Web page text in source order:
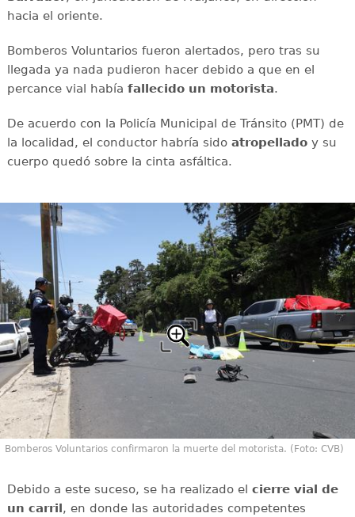
hacia el oriente.
Bomberos Voluntarios fueron alertados, pero tras su
llegada ya nada pudieron hacer debido a que en el
percance vial había fallecido un motorista.
De acuerdo con la Policía Municipal de Tránsito (PMT) de
la localidad, el conductor habría sido atropelladoy su
cuerpo quedó sobre la cinta asfáltica.
Bomberos Voluntarios confirmaron la muerte del motorista. (Foto: CVB)
Debido a este suceso, se ha realizado el cierre vial de
un carril, en donde las autoridades competentes